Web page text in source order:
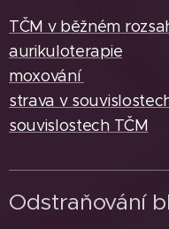
TČM v běžném
aurikuloterapie
moxování
strava v
souvislostech TČM
Odstraňování